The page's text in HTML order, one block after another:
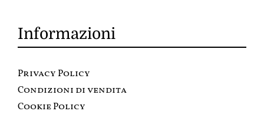
Informazioni
Privacy Policy
Condizioni di vendita
Cookie Policy